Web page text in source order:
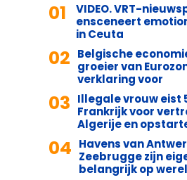
01
VIDEO. VRT-
ensceneert
in Ceuta
02 Belgische
groeier van
verklaring voor
03 Illegale vrouw eist
Frankrijk voor
Algerije en
04 Havens van
Zeebrugge zijn
belangrijk op